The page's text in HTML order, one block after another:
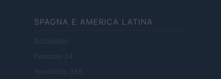
SPAGNA E AMERICA LATINA
Actualidad
Finanzas 24
Investindo 365